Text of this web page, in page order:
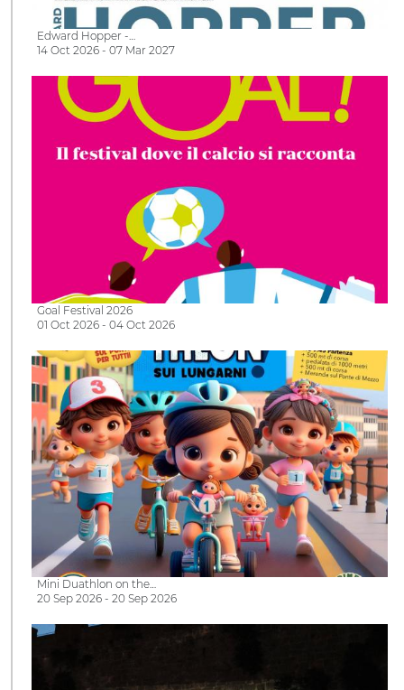
Edward Hopper -…
14 Oct 2026 - 07 Mar 2027
Goal Festival 2026
01 Oct 2026 - 04 Oct 2026
Mini Duathlon on the…
20 Sep 2026 - 20 Sep 2026